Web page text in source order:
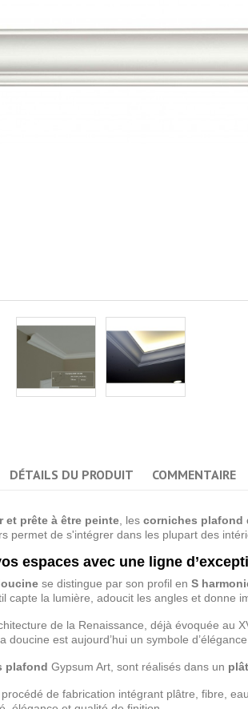
DÉTAILS DU PRODUIT COMMENTAIRE
et prête à être peinte , les corniches plafond
permet de s'intégrer dans les plupart des
espaces avec une ligne
se distingue par son profil en S
capte la lumière, adoucit les angles et donne
de la Renaissance, déjà évoquée au
la doucine est aujourd’hui un symbole
plafond Gypsum Art, sont réalisés dans un
de fabrication intégrant plâtre, fibre,